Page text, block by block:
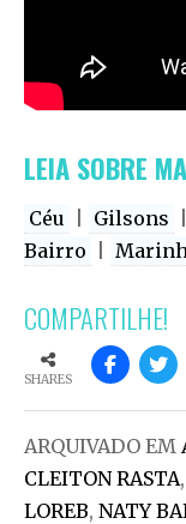
LEIA SOBRE
Céu Gilsons
Bairro
COMPARTILHE!
SHARES
ARQUIVADO EM
CLEITON RASTA,
LOREB, NATY